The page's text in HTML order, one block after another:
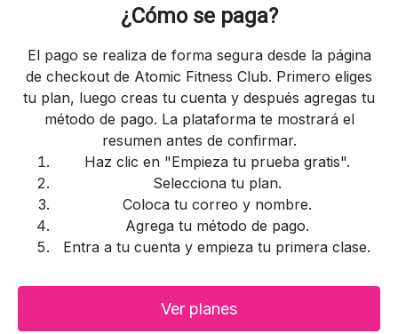
¿Cómo se paga?
El pago se realiza de forma segura desde la página
de checkout de Atomic Fitness Club. Primero eliges
tu plan, luego creas tu cuenta y después agregas tu
método de pago. La plataforma te mostrará el
resumen antes de confirmar.
Haz clic en "Empieza tu prueba gratis".
Selecciona tu plan.
Coloca tu correo y nombre.
Agrega tu método de pago.
Entra a tu cuenta y empieza tu primera clase.
Ver planes